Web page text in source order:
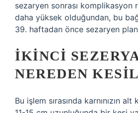
sezaryen sonrası komplikasyon
daha yüksek olduğundan, bu
39. haftadan önce sezaryen
İKINCI
NEREDEN
Bu işlem sırasında karnınızın alt